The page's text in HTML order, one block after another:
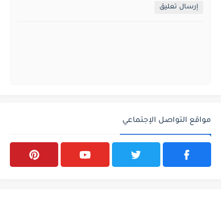
إرسال تعليق
مواقع التواصل الإجتماعي